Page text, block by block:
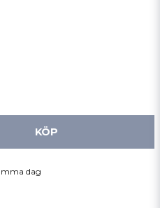
KÖP
dag